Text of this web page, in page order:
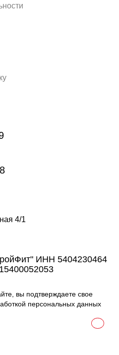
4/1
ИНН 5404230464
вы подтверждаете свое
персональных данных